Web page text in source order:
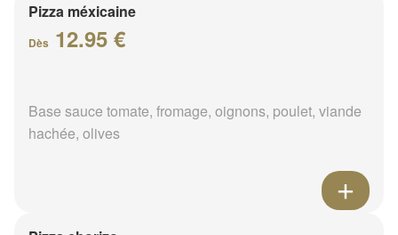
Pizza méxicaine
Dès 12.95 €
Base sauce tomate, fromage, oignons, poulet, viande
hachée, olives